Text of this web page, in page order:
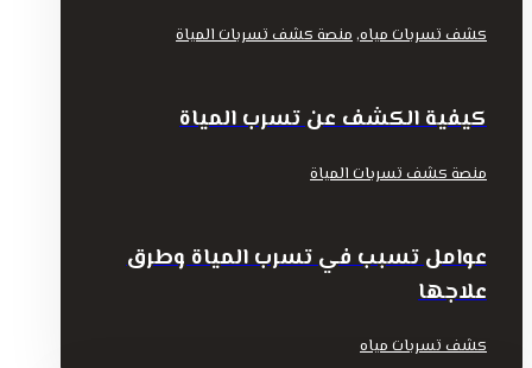
كشف تسربات مياه,منصة كشف تسربات المياة
كيفية الكشف عن تسرب المياة
منصة كشف تسربات المياة
عوامل تسبب في تسرب المياة وطرق
علاجها
كشف تسربات مياه